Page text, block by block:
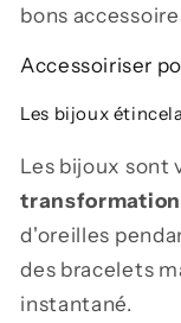
bons
Accessoiriser
Les bijoux
Les bijoux sont
d'oreilles
des bracelets
instantané.